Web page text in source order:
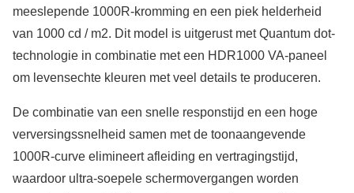
meeslepende 1000R-kromming en een piek helderheid
van 1000 cd / m2. Dit model is uitgerust met Quantum dot-
technologie in combinatie met een HDR1000 VA-paneel
om levensechte kleuren met veel details te produceren.
De combinatie van een snelle responstijd en een hoge
verversingssnelheid samen met de toonaangevende
1000R-curve elimineert afleiding en vertragingstijd,
waardoor ultra-soepele schermovergangen worden